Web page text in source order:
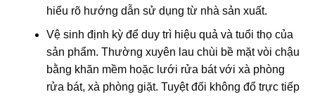
hiểu rõ hướng dẫn sử dụng từ nhà sản xuất.
Vệ sinh định kỳ để duy trì hiệu quả và tuổi thọ của
sản phẩm. Thường xuyên lau chùi bề mặt vòi chậu
bằng khăn mềm hoặc lưới rửa bát với xà phòng
rửa bát, xà phòng giặt. Tuyệt đối không đổ trực tiếp